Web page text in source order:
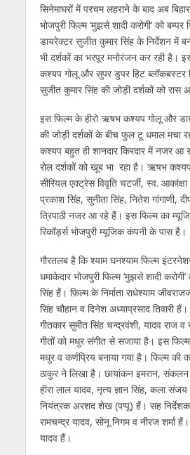
सिनेमाघरों में परचम लहराने के बाद अब
भोजपुरी फिल्म ‘मुझसे शादी करोगी’ को बम्पर
डायरेक्टर सुजीत कुमार सिंह के निर्देशन में
भी दर्शकों का भरपूर मनोरंजन कर रही है।
कश्यप गोलू और सुपर डुपर हिट ब्लॉकबस्टर
सुजीत कुमार सिंह की जोड़ी दर्शकों को रास
इस फिल्म के हीरो ऋषभ कश्यप गोलू और
की जोड़ी दर्शकों के बीच फुल टू धमाल मचा
कश्यप बहुत ही शानदार किरदार में नजर
रोल दर्शकों को खूब भा रहा है। ऋषभ
सीरियल एक्ट्रेस विवृति चटर्जी, स्व.
प्रकाश सिंह, सुनीता सिंह, नितेश गांगाणी,
त्रिपाठी नजर आ रहे हैं। इस फिल्म का
रिकॉर्ड्स भोजपुरी म्यूजिक कंपनी के पास है।
गौरतलब है कि श्याम घनश्याम फिल्म
धमाकेदार भोजपुरी फिल्म ‘मुझसे शादी
सिंह हैं। फ़िल्म के निर्माता राधेश्याम
सिंह चौहान व दिनेश अध्याप्रसाद तिवारी
गीतकार सुमीत सिंह चन्द्रवंशी, यादव राज
गीतों को मधुर संगीत से सजाया है। इस
मधुर व कर्णप्रिय बनाया गया है। फिल्म की
ठाकुर ने लिखा है। छायांकन इमरान,
हीरा लाल यादव, नृत्य ज्ञान सिंह, कला संजय
नियंत्रक अरशद शेख (पप्पू) हैं। सह
रामचन्द्र यादव, सोनू निगम व नीरज शर्मा
यादव हैं।